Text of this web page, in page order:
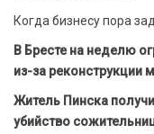
Когда бизнесу пора
В Бресте на неделю
из-за реконструкции
Житель Пинска
убийство